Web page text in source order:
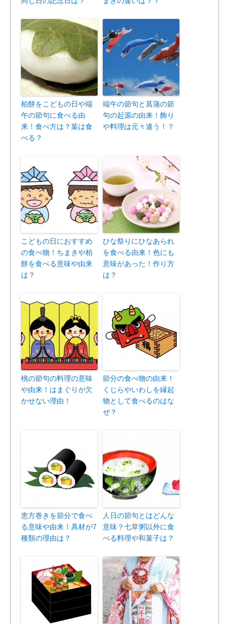
柏餅をこどもの日や端
午の節句に食べる由
来！食べ方は？葉は食
べる？
端午の節句と菖蒲の節
句の起源の由来！飾り
や料理は元々違う！？
こどもの日におすすめ
の食べ物！ちまきや柏
餅を食べる意味や由来
は？
ひな祭りにひなあられ
を食べる由来！色にも
意味があった！作り方
は？
桃の節句の料理の意味
や由来！はまぐりが欠
かせない理由！
節分の食べ物の由来！
くじらやいわしを縁起
物として食べるのはな
ぜ？
恵方巻きを節分で食べ
る意味や由来！具材が7
種類の理由は？
人日の節句とはどんな
意味？七草粥以外に食
べる料理や和菓子は？